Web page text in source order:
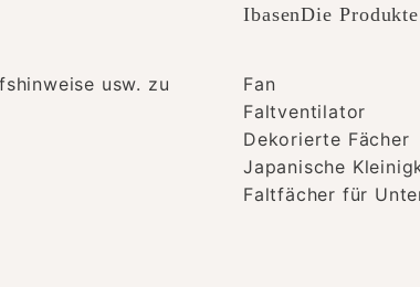
usw. zu
IbasenDie
Fan
Faltventilator
Dekorierte Fächer
Japanische
Faltfächer für